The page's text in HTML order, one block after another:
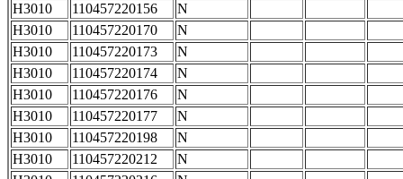
H3010
110457220156
N
H3010
110457220170
N
H3010
110457220173
N
H3010
110457220174
N
H3010
110457220176
N
H3010
110457220177
N
H3010
110457220198
N
H3010
110457220212
N